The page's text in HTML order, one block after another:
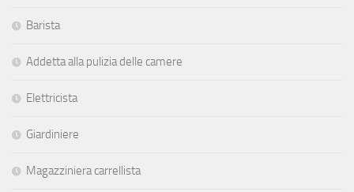
Barista
Addetta alla pulizia delle camere
Elettricista
Giardiniere
Magazziniera carrellista